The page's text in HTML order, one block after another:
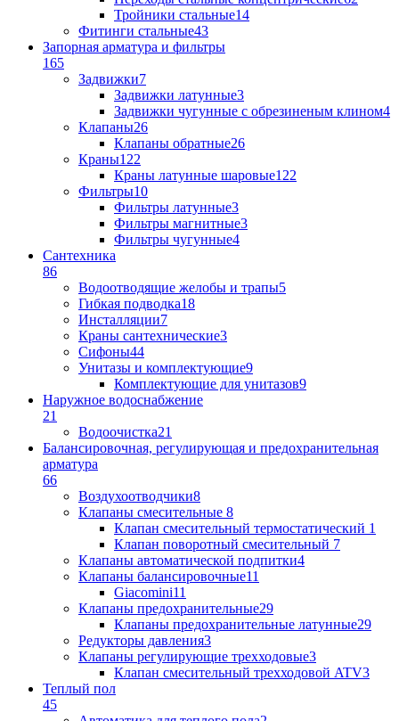
Тройники стальные14
Фитинги стальные43
Запорная арматура и фильтры
165
Задвижки7
Задвижки латунные3
Задвижки чугунные с обрезиненым клином4
Клапаны26
Клапаны обратные26
Краны122
Краны латунные шаровые122
Фильтры10
Фильтры латунные3
Фильтры магнитные3
Фильтры чугунные4
Сантехника
86
Водоотводящие желобы и трапы5
Гибкая подводка18
Инсталляции7
Краны сантехнические3
Сифоны44
Унитазы и комплектующие9
Комплектующие для унитазов9
Наружное водоснабжение
21
Водоочистка21
Балансировочная, регулирующая и предохранительная
арматура
66
Воздухоотводчики8
Клапаны cмесительные 8
Клапан cмесительный термостатический 1
Клапан поворотный cмесительный 7
Клапаны автоматической подпитки4
Клапаны балансировочные11
Giacomini11
Клапаны предохранительные29
Клапаны предохранительные латунные29
Редукторы давления3
Клапаны регулирующие трехходовые3
Клапан смесительный трехходовой ATV3
Теплый пол
45